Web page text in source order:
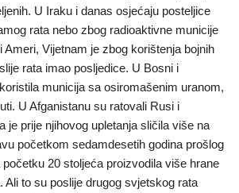
U Iraku i danas osjećaju posteljice
rata nebo zbog radioaktivne municije
Ameri, Vijetnam je zbog korištenja bojnih
rata imao posljedice. U Bosni i
municija sa osiromašenim uranom,
U Afganistanu su ratovali Rusi i
je prije njihovog upletanja sličila više na
početkom sedamdesetih godina prošlog
20 stoljeća proizvodila više hrane
Ali to su poslije drugog svjetskog rata